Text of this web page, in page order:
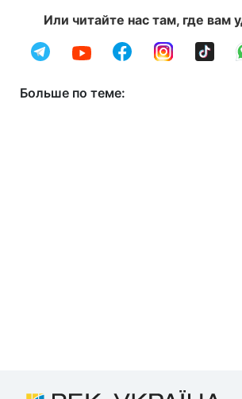
Или читайте нас там, где вам
Больше по теме: